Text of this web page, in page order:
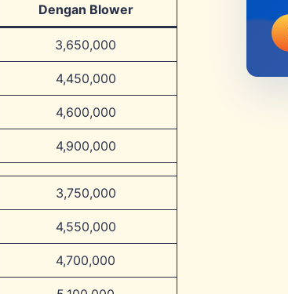
Dengan Blower
3,650,000
4,450,000
4,600,000
4,900,000
3,750,000
4,550,000
4,700,000